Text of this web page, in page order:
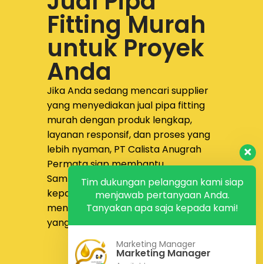
Fitting Murah
untuk Proyek
Anda
Jika Anda sedang mencari supplier
yang menyediakanjual pipa fitting
murah dengan produk lengkap,
layanan responsif, dan proses yang
lebih nyaman, PT Calista Anugrah
Permatasiap membantu.
Sampaikan kebutuhan proyek Anda
kepada tim kami untuk
mendapatkan solusi pengadaan
yang lebih tepat dan efisien.
Konsultasi Gratis
Tim dukungan pelanggan kami siap
menjawab pertanyaan Anda.
Tanyakan apa saja kepada kami!
Marketing Manager
Marketing Manager